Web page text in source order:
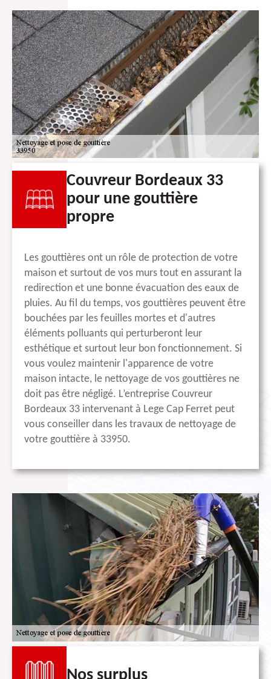
Couvreur Bordeaux 33
pour une gouttière
propre
Les gouttières ont un rôle de protection de votre
maison et surtout de vos murs tout en assurant la
redirection et une bonne évacuation des eaux de
pluies. Au fil du temps, vos gouttières peuvent être
bouchées par les feuilles mortes et d'autres
éléments polluants qui perturberont leur
esthétique et surtout leur bon fonctionnement. Si
vous voulez maintenir l'apparence de votre
maison intacte, le nettoyage de vos gouttières ne
doit pas être négligé. L’entreprise Couvreur
Bordeaux 33 intervenant à Lege Cap Ferret peut
vous conseiller dans les travaux de nettoyage de
votre gouttière à 33950.
Nos surplus